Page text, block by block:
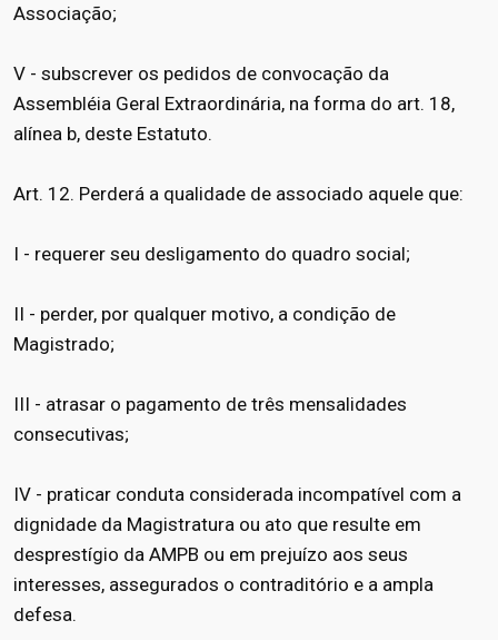
Associação;
V - subscrever os pedidos de convocação da
Assembléia Geral Extraordinária, na forma do art. 18,
alínea b, deste Estatuto.
Art. 12. Perderá a qualidade de associado aquele que:
I - requerer seu desligamento do quadro social;
II - perder, por qualquer motivo, a condição de
Magistrado;
III - atrasar o pagamento de três mensalidades
consecutivas;
IV - praticar conduta considerada incompatível com a
dignidade da Magistratura ou ato que resulte em
desprestígio da AMPB ou em prejuízo aos seus
interesses, assegurados o contraditório e a ampla
defesa.